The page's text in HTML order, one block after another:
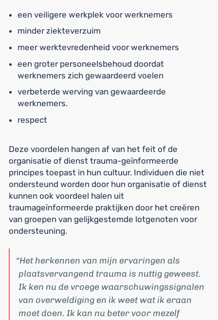
een veiligere werkplek voor werknemers
minder ziekteverzuim
meer werktevredenheid voor werknemers
een groter personeelsbehoud doordat
werknemers zich gewaardeerd voelen
verbeterde werving van gewaardeerde
werknemers.
respect
Deze voordelen hangen af van het feit of de
organisatie of dienst trauma-geïnformeerde
principes toepast in hun cultuur. Individuen die niet
ondersteund worden door hun organisatie of dienst
kunnen ook voordeel halen uit
traumageïnformeerde praktijken door het creëren
van groepen van gelijkgestemde lotgenoten voor
ondersteuning.
Het herkennen van mijn ervaringen als
plaatsvervangend trauma is nuttig geweest.
Ik ken nu de vroege waarschuwingssignalen
van overweldiging en ik weet wat ik eraan
moet doen. Ik kan nu beter voor mezelf